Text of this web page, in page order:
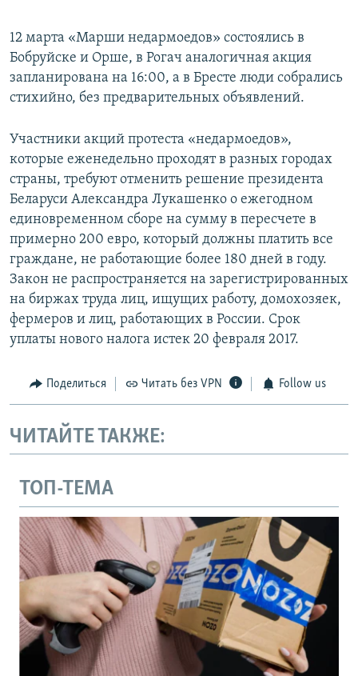
12 марта «Марши недармоедов» состоялись в
Бобруйске и Орше, в Рогач аналогичная акция
запланирована на 16:00, а в Бресте люди собрались
стихийно, без предварительных объявлений.
Участники акций протеста «недармоедов»,
которые еженедельно проходят в разных городах
страны, требуют отменить решение президента
Беларуси Александра Лукашенко о ежегодном
единовременном сборе на сумму в пересчете в
примерно 200 евро, который должны платить все
граждане, не работающие более 180 дней в году.
Закон не распространяется на зарегистрированных
на биржах труда лиц, ищущих работу, домохозяек,
фермеров и лиц, работающих в России. Срок
уплаты нового налога истек 20 февраля 2017.
Поделиться Читать без VPN Follow us
ЧИТАЙТЕ ТАКЖЕ:
ТОП-ТЕМА